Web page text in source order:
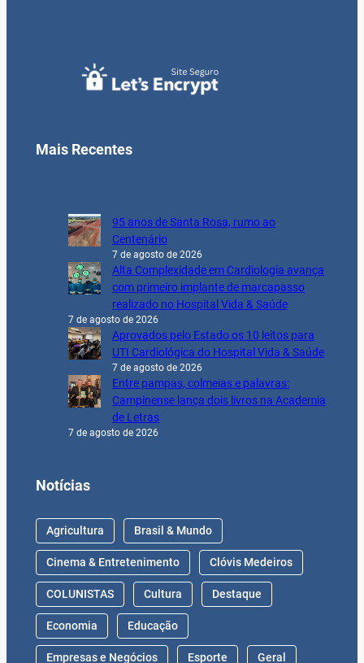
Mais Recentes
95 anos de Santa Rosa, rumo ao
Centenário
7 de agosto de 2026
Alta Complexidade em Cardiologia avança
com primeiro implante de marcapasso
realizado no Hospital Vida & Saúde
7 de agosto de 2026
Aprovados pelo Estado os 10 leitos para
UTI Cardiológica do Hospital Vida & Saúde
7 de agosto de 2026
Entre pampas, colmeias e palavras:
Campinense lança dois livros na Academia
de Letras
7 de agosto de 2026
Notícias
Agricultura Brasil & Mundo
Cinema & Entretenimento Clóvis Medeiros
COLUNISTAS Cultura Destaque
Economia Educação
Empresas e Negócios Esporte Geral